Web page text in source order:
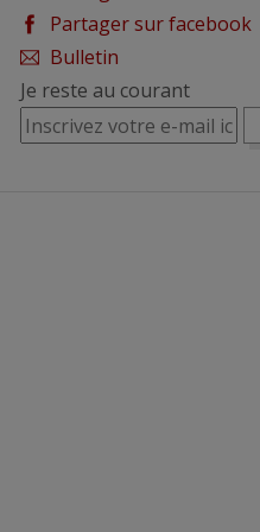
Partager sur facebook
Bulletin
Je reste au courant